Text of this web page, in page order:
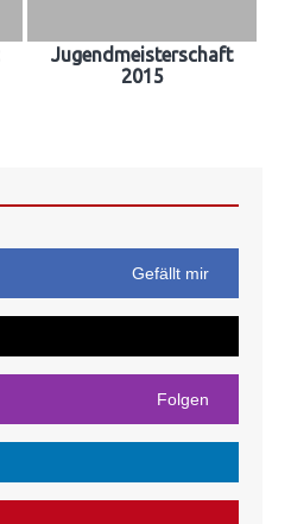
Jugendmeisterschaft
2015
Gefällt mir
Folgen